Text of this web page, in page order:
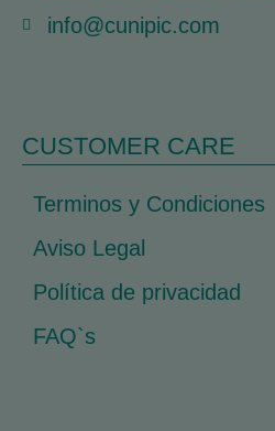
info@cunipic.com
CUSTOMER CARE
Terminos y Condiciones
Aviso Legal
Política de privacidad
FAQ`s